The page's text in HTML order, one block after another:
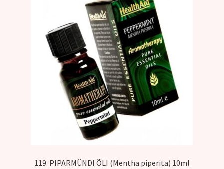
119. PIPARMÜNDI ÕLI (Mentha piperita) 10ml